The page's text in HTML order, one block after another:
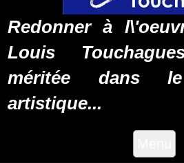
Redonner à
Louis
méritée dans
artistique...